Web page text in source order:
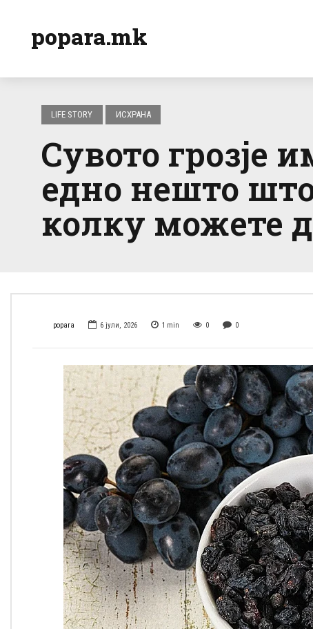
popara.mk
LIFE STORY ИСХРАНА
Сувото грозје
едно нешто
колку можете
popara 6 јули, 2026 1 min 0 0